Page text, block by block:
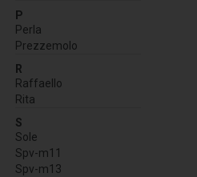
P
Perla
Prezzemolo
R
Raffaello
Rita
S
Sole
Spv-m11
Spv-m13